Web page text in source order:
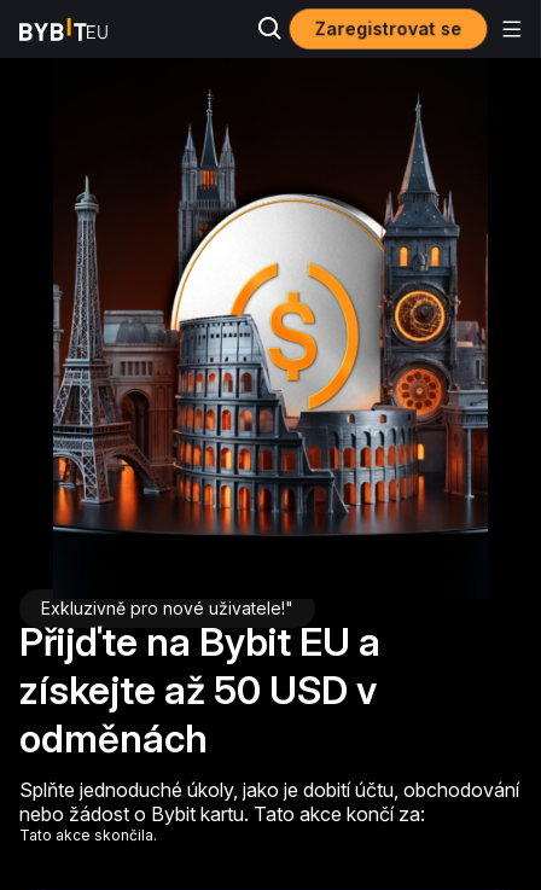
Zaregistrovat se
Exkluzivně pro nové uživatele!"
Přijďte na Bybit EU a
získejte až 50 USD v
odměnách
Splňte jednoduché úkoly, jako je dobití účtu, obchodování
nebo žádost o Bybit kartu. Tato akce končí za:
Tato akce skončila.